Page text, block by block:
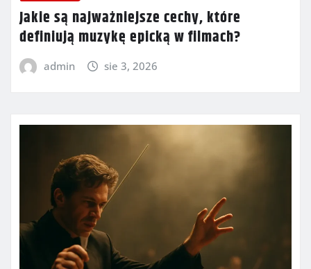
Jakie są najważniejsze cechy, które
definiują muzykę epicką w filmach?
admin sie 3, 2026